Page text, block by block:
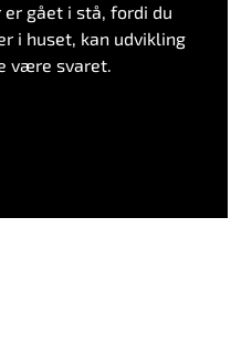
er gået i stå, fordi du
i huset, kan udvikling
være svaret.